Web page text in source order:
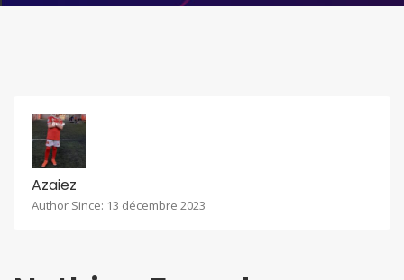
Azaiez
Author Since: 13 décembre 2023